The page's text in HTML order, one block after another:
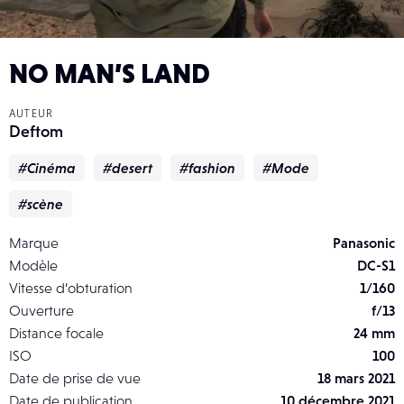
NO MAN’S LAND
AUTEUR
Deftom
#Cinéma #desert #fashion #Mode
#scène
Marque
Panasonic
Modèle
DC-S1
Vitesse d’obturation
1/160
Ouverture
f/13
Distance focale
24 mm
ISO
100
Date de prise de vue
18 mars 2021
Date de publication
10 décembre 2021